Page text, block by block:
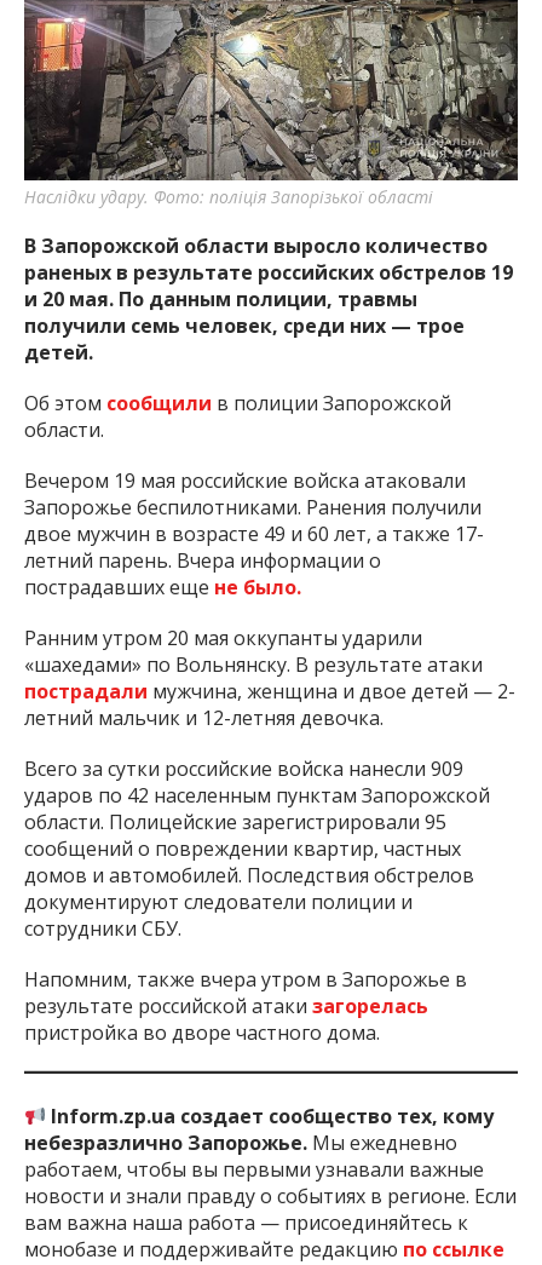
важную информацию о событиях
города Запорожья и области.
Наслідки удару. Фото: поліція Запорізької області
В Запорожской области выросло количество
раненых в результате российских обстрелов 19
и 20 мая. По данным полиции, травмы
получили семь человек, среди них — трое
детей.
Об этом сообщили в полиции Запорожской
области.
Вечером 19 мая российские войска атаковали
Запорожье беспилотниками. Ранения получили
двое мужчин в возрасте 49 и 60 лет, а также 17-
летний парень. Вчера информации о
пострадавших еще не было.
Ранним утром 20 мая оккупанты ударили
«шахедами» по Вольнянску. В результате атаки
пострадали мужчина, женщина и двое детей — 2-
летний мальчик и 12-летняя девочка.
Всего за сутки российские войска нанесли 909
ударов по 42 населенным пунктам Запорожской
области. Полицейские зарегистрировали 95
сообщений о повреждении квартир, частных
домов и автомобилей. Последствия обстрелов
документируют следователи полиции и
сотрудники СБУ.
Напомним, также вчера утром в Запорожье в
результате российской атаки загорелась
пристройка во дворе частного дома.
Inform.zp.ua создает сообщество тех, кому
небезразлично Запорожье. Мы ежедневно
работаем, чтобы вы первыми узнавали важные
новости и знали правду о событиях в регионе. Если
вам важна наша работа — присоединяйтесь к
монобазе и поддерживайте редакцию по ссылке